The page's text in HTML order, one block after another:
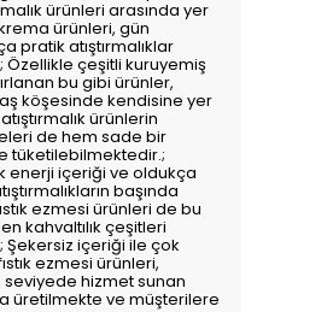
ürünleri arasında yer
ürünleri, gün
pratik atıştırmalıklar
Özellikle çeşitli kuruyemiş
bu gibi ürünler,
köşesinde kendisine yer
ürünlerin
de hem sade bir
tüketilebilmektedir.;
enerji içeriği ve oldukça
başında
ezmesi ürünleri de bu
kahvaltılık çeşitleri
Şekersiz içeriği ile çok
ezmesi ürünleri,
hizmet sunan
üretilmekte ve müşterilere